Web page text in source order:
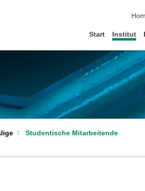
Start Institut
Studentische Mitarbeitende